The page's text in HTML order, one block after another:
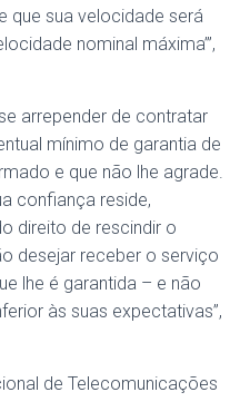
que sua velocidade será
nominal máxima’”,
arrepender de contratar
mínimo de garantia de
e que não lhe agrade.
confiança reside,
direito de rescindir o
desejar receber o serviço
lhe é garantida – e não
às suas expectativas”,
de Telecomunicações